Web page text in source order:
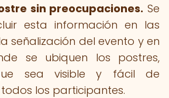
sin preocupaciones. Se
esta información en las
señalización del evento y en
se ubiquen los postres,
sea visible y fácil de
los participantes.